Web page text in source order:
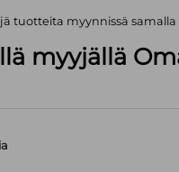
tuotteita myynnissä samalla
myyjällä